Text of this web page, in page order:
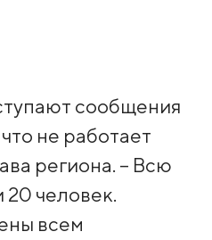
сообщения
не работает
региона. – Всю
20 человек.
всем